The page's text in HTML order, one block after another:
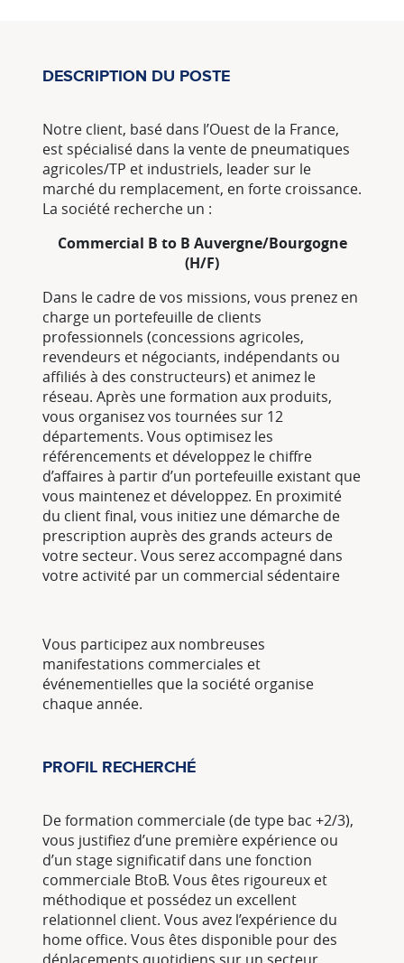
DESCRIPTION DU POSTE
Notre client, basé dans l’Ouest de la France,
est spécialisé dans la vente de pneumatiques
agricoles/TP et industriels, leader sur le
marché du remplacement, en forte croissance.
La société recherche un :
Commercial B to B Auvergne/Bourgogne
(H/F)
Dans le cadre de vos missions, vous prenez en
charge un portefeuille de clients
professionnels (concessions agricoles,
revendeurs et négociants, indépendants ou
affiliés à des constructeurs) et animez le
réseau. Après une formation aux produits,
vous organisez vos tournées sur 12
départements. Vous optimisez les
référencements et développez le chiffre
d’affaires à partir d’un portefeuille existant que
vous maintenez et développez. En proximité
du client final, vous initiez une démarche de
prescription auprès des grands acteurs de
votre secteur. Vous serez accompagné dans
votre activité par un commercial sédentaire
Vous participez aux nombreuses
manifestations commerciales et
événementielles que la société organise
chaque année.
PROFIL RECHERCHÉ
De formation commerciale (de type bac +2/3),
vous justifiez d’une première expérience ou
d’un stage significatif dans une fonction
commerciale BtoB. Vous êtes rigoureux et
méthodique et possédez un excellent
relationnel client. Vous avez l’expérience du
home office. Vous êtes disponible pour des